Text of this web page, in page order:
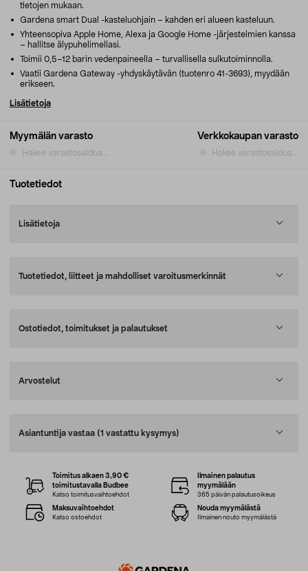
Myymälän varasto
Hakee varastosaldoa...
Verkkokaupan varasto
Hakee varastosaldoa...
tietojen mukaan.
Gardena smart Dual -kasteluohjain – kahden eri alueen kasteluun.
Yhteensopiva Apple Home, Alexa ja Google Home -järjestelmien kanssa
– hallitse älypuhelimellasi.
Toimii 0,5–12 barin vedenpaineella – turvallisella sulkutoiminnolla.
Vaatii Gardena Gateway -yhdyskäytävän (tuotenro 41-3693), myydään
erikseen.
Lisätietoja
Tuotetiedot
Lisätietoja
Tuotetiedot, liitteet ja mahdolliset varoitusmerkinnät
Ostotiedot, toimitukset ja palautukset
Arvostelut
Asiantuntija vastaa (1 vastattu kysymys)
Toimitus alkaen 3,90 €
toimitustavalla Budbee
Katso toimitusvaihtoehdot
Ilmainen palautus
myymälään
365 päivän palautusoikeus
Maksuvaihtoehdot
Katso ostoehdot
Nouda myymälästä
Ilmainen nouto myymälästä